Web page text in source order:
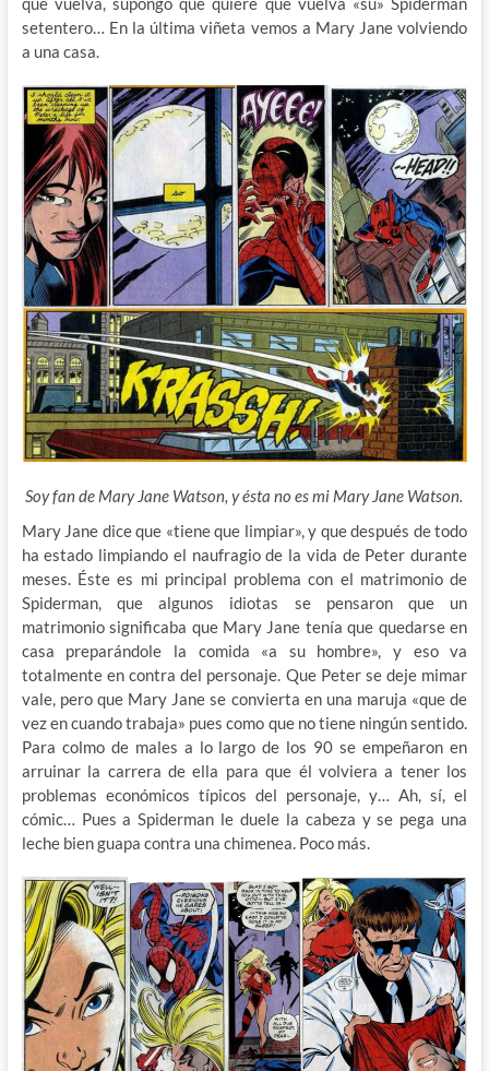
setentero… En la última viñeta vemos a Mary Jane volviendo
a una casa.
Soy fan de Mary Jane Watson, y ésta no es mi Mary Jane Watson.
Mary Jane dice que «tiene que limpiar», y que después de todo
ha estado limpiando el naufragio de la vida de Peter durante
meses. Éste es mi principal problema con el matrimonio de
Spiderman, que algunos idiotas se pensaron que un
matrimonio significaba que Mary Jane tenía que quedarse en
casa preparándole la comida «a su hombre», y eso va
totalmente en contra del personaje. Que Peter se deje mimar
vale, pero que Mary Jane se convierta en una maruja «que de
vez en cuando trabaja» pues como que no tiene ningún sentido.
Para colmo de males a lo largo de los 90 se empeñaron en
arruinar la carrera de ella para que él volviera a tener los
problemas económicos típicos del personaje, y… Ah, sí, el
cómic… Pues a Spiderman le duele la cabeza y se pega una
leche bien guapa contra una chimenea. Poco más.